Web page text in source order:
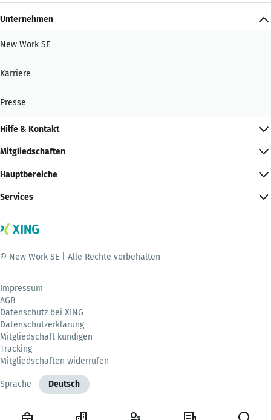
Unternehmen
New Work SE
Karriere
Presse
Hilfe & Kontakt
Mitgliedschaften
Hauptbereiche
Services
© New Work SE | Alle Rechte vorbehalten
Impressum
AGB
Datenschutz bei XING
Datenschutzerklärung
Mitgliedschaft kündigen
Tracking
Mitgliedschaften widerrufen
Sprache Deutsch